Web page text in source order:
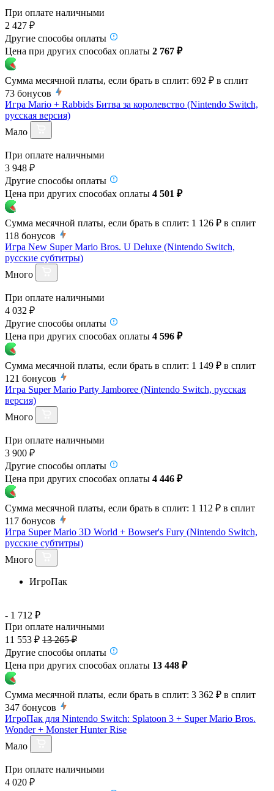
При оплате наличными
2 427 ₽
Другие способы оплаты
Цена при других способах оплаты 2 767 ₽
Сумма месячной платы, если брать в сплит: 692 ₽ в сплит
73 бонусов
Игра Mario + Rabbids Битва за королевство (Nintendo Switch,
русская версия)
Мало
При оплате наличными
3 948 ₽
Другие способы оплаты
Цена при других способах оплаты 4 501 ₽
Сумма месячной платы, если брать в сплит: 1 126 ₽ в сплит
118 бонусов
Игра New Super Mario Bros. U Deluxe (Nintendo Switch,
русские субтитры)
Много
При оплате наличными
4 032 ₽
Другие способы оплаты
Цена при других способах оплаты 4 596 ₽
Сумма месячной платы, если брать в сплит: 1 149 ₽ в сплит
121 бонусов
Игра Super Mario Party Jamboree (Nintendo Switch, русская
версия)
Много
При оплате наличными
3 900 ₽
Другие способы оплаты
Цена при других способах оплаты 4 446 ₽
Сумма месячной платы, если брать в сплит: 1 112 ₽ в сплит
117 бонусов
Игра Super Mario 3D World + Bowser's Fury (Nintendo Switch,
русские субтитры)
Много
ИгроПак
- 1 712 ₽
При оплате наличными
11 553 ₽ 13 265 ₽
Другие способы оплаты
Цена при других способах оплаты 13 448 ₽
Сумма месячной платы, если брать в сплит: 3 362 ₽ в сплит
347 бонусов
ИгроПак для Nintendo Switch: Splatoon 3 + Super Mario Bros.
Wonder + Monster Hunter Rise
Мало
При оплате наличными
4 020 ₽